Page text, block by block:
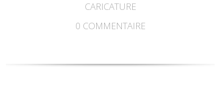
CARICATURE
0 COMMENTAIRE